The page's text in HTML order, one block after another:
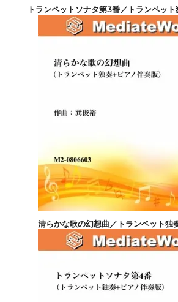
トランペットソナタ第3番／トランペッ
4,400円(税込)
清らかな歌の幻想曲／トランペット独
4,400円(税込)